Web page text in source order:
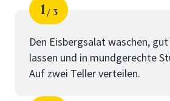
Schritt
1
von
3
Den Eisbergsalat waschen,
lassen und in mundgerechte
Auf zwei Teller verteilen.